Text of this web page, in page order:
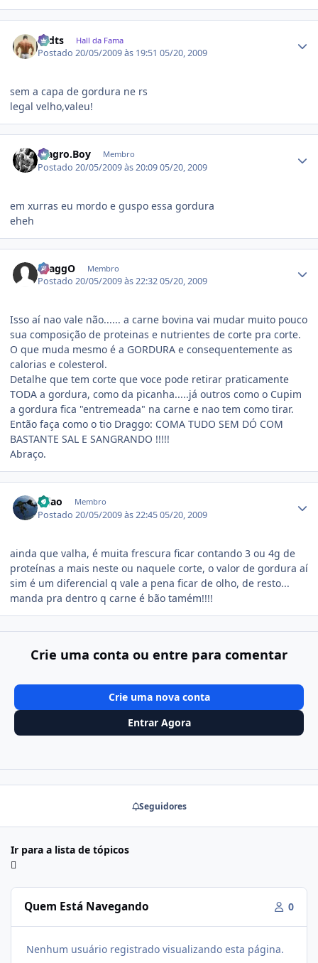
rodts Hall da Fama
Postado20/05/2009 às 19:5105/20, 2009
sem a capa de gordura ne rs
legal velho,valeu!
Magro.Boy Membro
Postado20/05/2009 às 20:0905/20, 2009
em xurras eu mordo e guspo essa gordura
eheh
DraggO Membro
Postado20/05/2009 às 22:3205/20, 2009
Isso aí nao vale não...... a carne bovina vai mudar muito pouco
sua composição de proteinas e nutrientes de corte pra corte.
O que muda mesmo é a GORDURA e consequentemente as
calorias e colesterol.
Detalhe que tem corte que voce pode retirar praticamente
TODA a gordura, como da picanha.....já outros como o Cupim
a gordura fica "entremeada" na carne e nao tem como tirar.
Então faça como o tio Draggo: COMA TUDO SEM DÓ COM
BASTANTE SAL E SANGRANDO !!!!!
Abraço.
erlao Membro
Postado20/05/2009 às 22:4505/20, 2009
ainda que valha, é muita frescura ficar contando 3 ou 4g de
proteínas a mais neste ou naquele corte, o valor de gordura aí
sim é um diferencial q vale a pena ficar de olho, de resto...
manda pra dentro q carne é bão tamém!!!!
Crie uma conta ou entre para comentar
Crie uma nova conta
Entrar Agora
Seguidores
Ir para a lista de tópicos
Quem Está Navegando 0
Nenhum usuário registrado visualizando esta página.